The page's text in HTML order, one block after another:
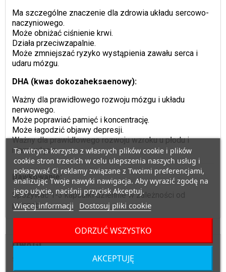
Ma szczególne znaczenie dla zdrowia układu sercowo-
naczyniowego.
Może obniżać ciśnienie krwi.
Działa przeciwzapalnie.
Może zmniejszać ryzyko wystąpienia zawału serca i
udaru mózgu.
DHA (kwas dokozaheksaenowy):
Ważny dla prawidłowego rozwoju mózgu i układu
nerwowego.
Może poprawiać pamięć i koncentrację.
Może łagodzić objawy depresji.
Ważny dla prawidłowego rozwoju wzroku u płodu i
niemowlęcia.
Dawkowanie:
Spożywać 1-3 kapsułki dziennie w zależności od
potrzeb.
UWAGI
Ta witryna korzysta z własnych plików cookie i plików
cookie stron trzecich w celu ulepszenia naszych usług i
pokazywać Ci reklamy związane z Twoimi preferencjami,
analizując Twoje nawyki nawigacja. Aby wyrazić zgodę na
jego użycie, naciśnij przycisk Akceptuj.
Więcej informacji Dostosuj pliki cookie
ODRZUĆ WSZYSTKO
AKCEPTUJĘ